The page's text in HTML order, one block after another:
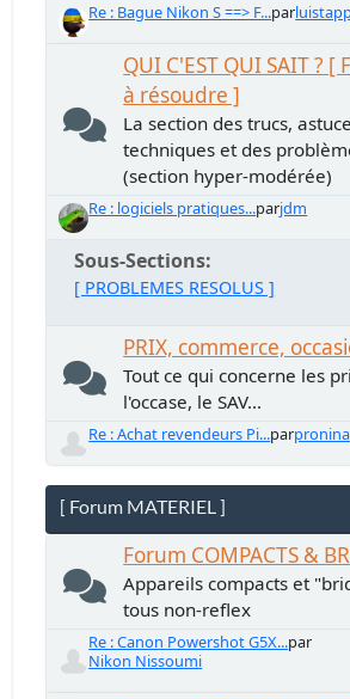
Re : Bague Nikon S ==> F...par
QUI C'EST QUI SAIT ? [
à résoudre ]
La section des trucs,
techniques et des
(section hyper-modérée)
Re : logiciels pratiques...parjdm
Sous-Sections
[ PROBLEMES RESOLUS ]
PRIX, commerce,
Tout ce qui concerne les
l'occase, le SAV...
Re : Achat revendeurs Pi...parpronina
[ Forum MATERIEL ]
Forum COMPACTS &
Appareils compacts et
tous non-reflex
Re : Canon Powershot G5X...par
Nikon Nissoumi